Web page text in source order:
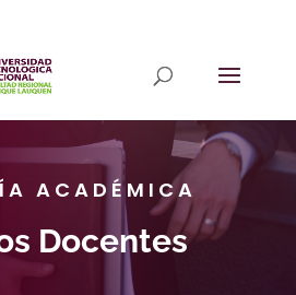
ACADÉMICA
Docentes